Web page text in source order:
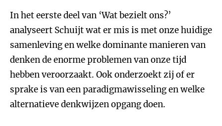
In het eerste deel van ‘Wat bezielt ons?’
analyseert Schuijt wat er mis is met onze huidige
samenleving en welke dominante manieren van
denken de enorme problemen van onze tijd
hebben veroorzaakt. Ook onderzoekt zij of er
sprake is van een paradigmawisseling en welke
alternatieve denkwijzen opgang doen.